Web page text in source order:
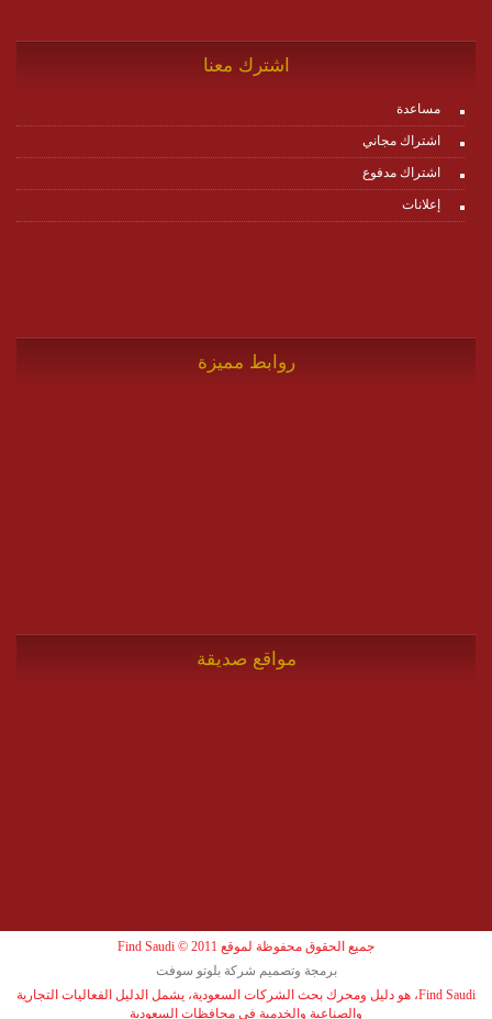
اشترك معنا
مساعدة
اشتراك مجاني
اشتراك مدفوع
إعلانات
روابط مميزة
مواقع صديقة
جميع الحقوق محفوظة لموقع Find Saudi © 2011
برمجة وتصميم شركة بلوتو سوفت
Find Saudi، هو دليل ومحرك بحث الشركات السعودية، يشمل الدليل الفعاليات التجارية
والصناعية والخدمية في محافظات السعودية